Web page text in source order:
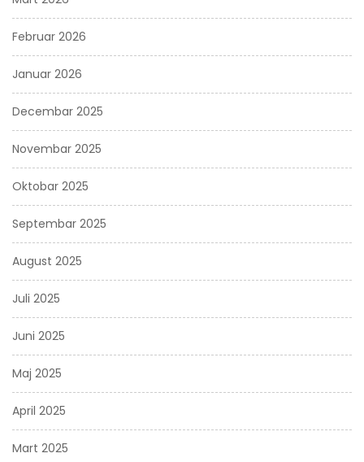
Februar 2026
Januar 2026
Decembar 2025
Novembar 2025
Oktobar 2025
Septembar 2025
August 2025
Juli 2025
Juni 2025
Maj 2025
April 2025
Mart 2025